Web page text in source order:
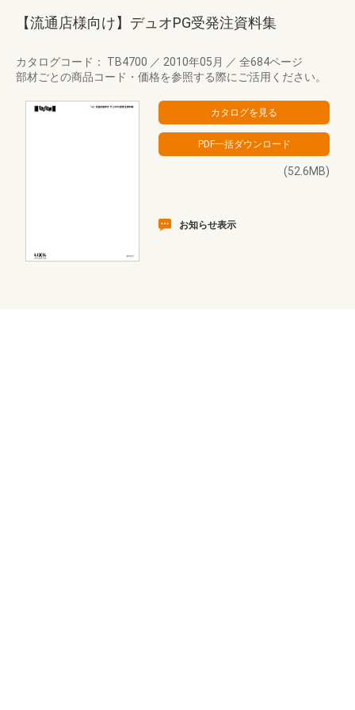
【流通店様向け】デュオPG受発注資料集
カタログコード： TB4700 ／ 2010年05月 ／ 全684ページ
部材ごとの商品コード・価格を参照する際にご活用ください。
(52.6MB)
お知らせ表示